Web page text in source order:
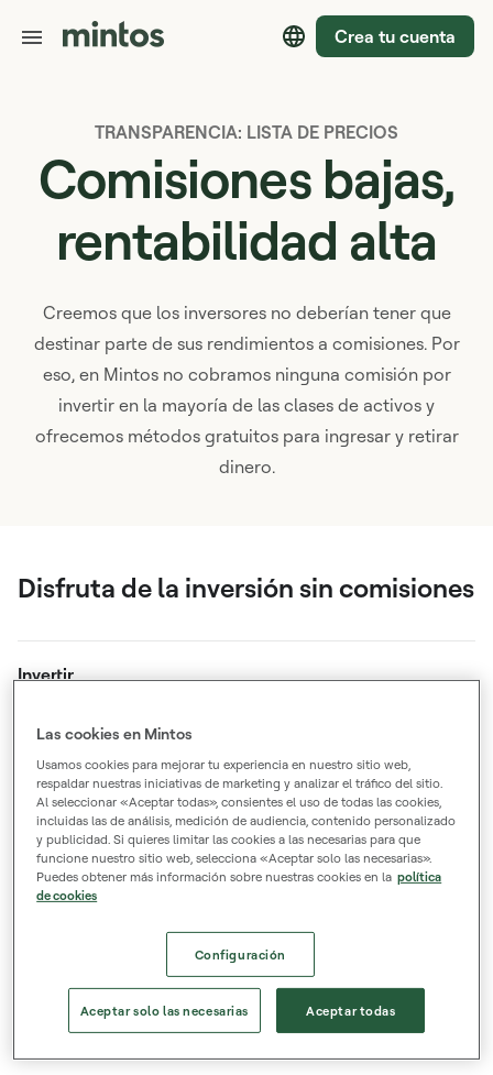
Crea tu cuenta
TRANSPARENCIA: LISTA DE PRECIOS
Comisiones bajas,
rentabilidad alta
Creemos que los inversores no deberían tener que
destinar parte de sus rendimientos a comisiones. Por
eso, en Mintos no cobramos ninguna comisión por
invertir en la mayoría de las clases de activos y
ofrecemos métodos gratuitos para ingresar y retirar
dinero.
Disfruta de la inversión sin comisiones
Invertir
Gratis para bonos, ETF, inmuebles e inversiones
manuales en préstamos.
Ingresar fondos
Retirada de dinero
Las cookies en Mintos
Usamos cookies para mejorar tu experiencia en nuestro sitio web,
respaldar nuestras iniciativas de marketing y analizar el tráfico del sitio.
Al seleccionar «Aceptar todas», consientes el uso de todas las cookies,
incluidas las de análisis, medición de audiencia, contenido personalizado
y publicidad. Si quieres limitar las cookies a las necesarias para que
funcione nuestro sitio web, selecciona «Aceptar solo las necesarias».
Puedes obtener más información sobre nuestras cookies en la política
de cookies
Configuración
Aceptar solo las necesarias Aceptar todas